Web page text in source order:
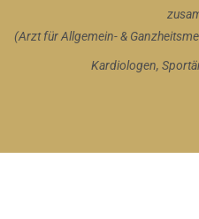
(Arzt für Allgemein- &
Kardiologen,